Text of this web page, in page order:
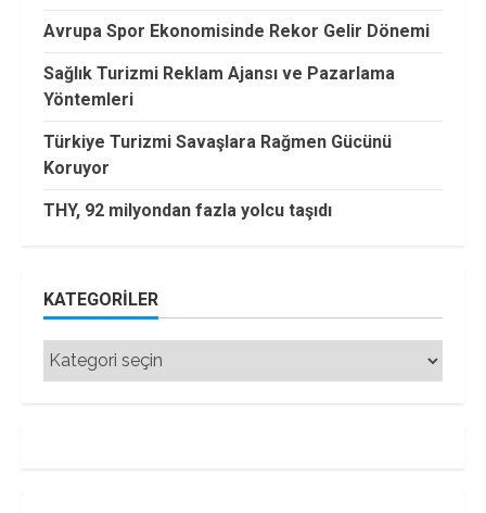
Avrupa Spor Ekonomisinde Rekor Gelir Dönemi
Sağlık Turizmi Reklam Ajansı ve Pazarlama
Yöntemleri
Türkiye Turizmi Savaşlara Rağmen Gücünü
Koruyor
THY, 92 milyondan fazla yolcu taşıdı
KATEGORILER
Kategoriler